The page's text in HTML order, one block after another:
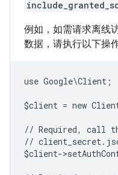
例如，如需请求离线
数据，请执行以下操
use Google\Client;
$client = new
// Required, call
//
$client-